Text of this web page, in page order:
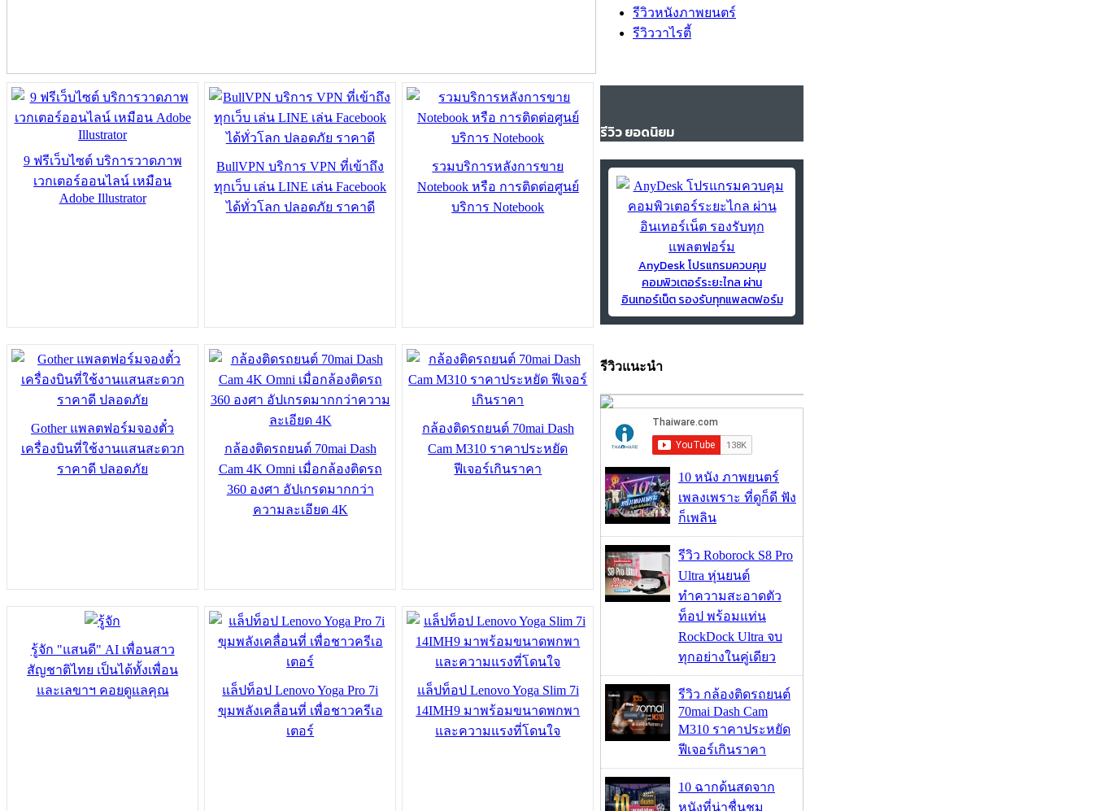
9 ฟรีเว็บไซต์ บริการวาดภาพ
เวกเตอร์ออนไลน์ เหมือน
Adobe Illustrator
BullVPN บริการ VPN ที่เข้าถึง
ทุกเว็บ เล่น LINE เล่น Facebook
ได้ทั่วโลก ปลอดภัย ราคาดี
รวมบริการหลังการขาย
Notebook หรือ การติดต่อศูนย์
บริการ Notebook
Gother แพลตฟอร์มจองตั๋ว
เครื่องบินที่ใช้งานแสนสะดวก
ราคาดี ปลอดภัย
กล้องติดรถยนต์ 70mai Dash
Cam 4K Omni เมื่อกล้องติดรถ
360 องศา อัปเกรดมากกว่า
ความละเอียด 4K
กล้องติดรถยนต์ 70mai Dash
Cam M310 ราคาประหยัด
ฟีเจอร์เกินราคา
รู้จัก "แสนดี" AI เพื่อนสาว
สัญชาติไทย เป็นได้ทั้งเพื่อน
และเลขาฯ คอยดูแลคุณ
แล็ปท็อป Lenovo Yoga Pro 7i
ขุมพลังเคลื่อนที่ เพื่อชาวครีเอ
เตอร์
แล็ปท็อป Lenovo Yoga Slim 7i
14IMH9 มาพร้อมขนาดพกพา
และความแรงที่โดนใจ
รีวิวหนังภาพยนตร์
รีวิววาไรตี้
รีวิว ยอดนิยม
AnyDesk โปรแกรมควบคุม
คอมพิวเตอร์ระยะไกล ผ่าน
อินเทอร์เน็ต รองรับทุกแพลตฟอร์ม
รีวิวแนะนำ
10 หนัง ภาพยนตร์
เพลงเพราะ ที่ดูก็ดี ฟัง
ก็เพลิน
รีวิว Roborock S8 Pro
Ultra หุ่นยนต์
ทำความสะอาดตัว
ท็อป พร้อมแท่น
RockDock Ultra จบ
ทุกอย่างในคู่เดียว
รีวิว กล้องติดรถยนต์
70mai Dash Cam
M310 ราคาประหยัด
ฟีเจอร์เกินราคา
10 ฉากด้นสดจาก
หนังที่น่าชื่นชม